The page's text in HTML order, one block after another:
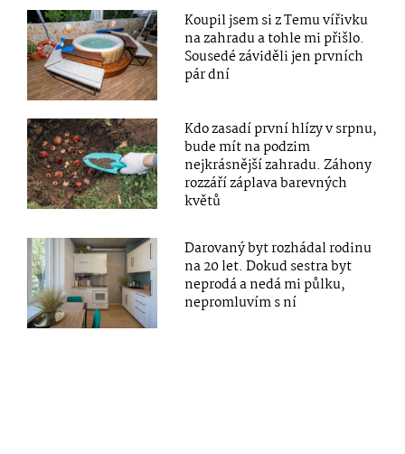
Koupil jsem si z Temu vířivku
na zahradu a tohle mi přišlo.
Sousedé záviděli jen prvních
pár dní
Kdo zasadí první hlízy v srpnu,
bude mít na podzim
nejkrásnější zahradu. Záhony
rozzáří záplava barevných
květů
Darovaný byt rozhádal rodinu
na 20 let. Dokud sestra byt
neprodá a nedá mi půlku,
nepromluvím s ní